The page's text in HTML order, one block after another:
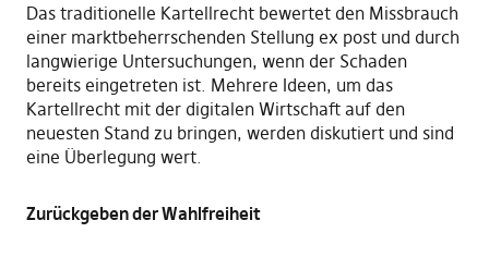
Das traditionelle Kartellrecht bewertet den Missbrauch
einer marktbeherrschenden Stellung ex post und durch
langwierige Untersuchungen, wenn der Schaden
bereits eingetreten ist. Mehrere Ideen, um das
Kartellrecht mit der digitalen Wirtschaft auf den
neuesten Stand zu bringen, werden diskutiert und sind
eine Überlegung wert.
Zurückgeben der Wahlfreiheit